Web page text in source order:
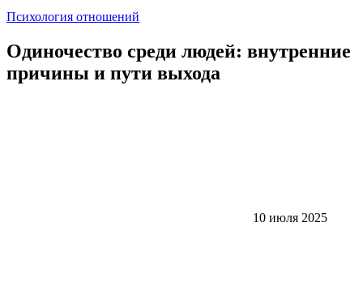
Психология отношений
Одиночество среди людей: внутренние
причины и пути выхода
10 июля 2025